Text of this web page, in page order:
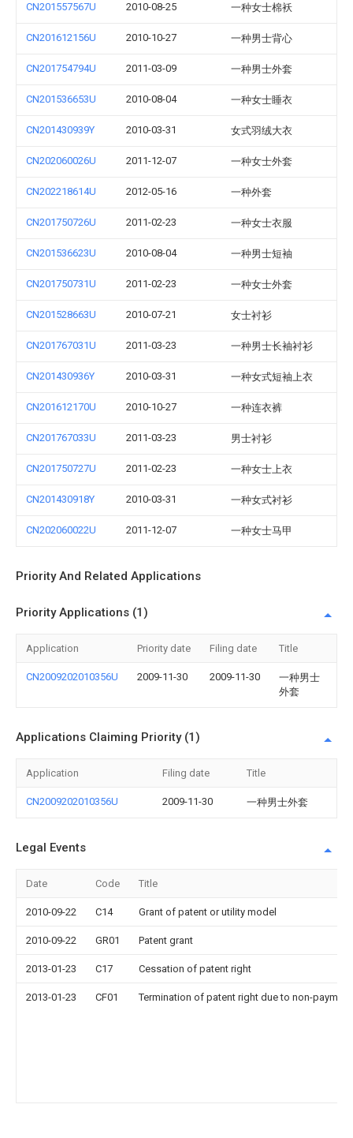
CN201557567U 2010-08-25 一种女士棉袄
CN201612156U 2010-10-27 一种男士背心
CN201754794U 2011-03-09 一种男士外套
CN201536653U 2010-08-04 一种女士睡衣
CN201430939Y 2010-03-31 女式羽绒大衣
CN202060026U 2011-12-07 一种女士外套
CN202218614U 2012-05-16 一种外套
CN201750726U 2011-02-23 一种女士衣服
CN201536623U 2010-08-04 一种男士短袖
CN201750731U 2011-02-23 一种女士外套
CN201528663U 2010-07-21 女士衬衫
CN201767031U 2011-03-23 一种男士长袖衬衫
CN201430936Y 2010-03-31 一种女式短袖上衣
CN201612170U 2010-10-27 一种连衣裤
CN201767033U 2011-03-23 男士衬衫
CN201750727U 2011-02-23 一种女士上衣
CN201430918Y 2010-03-31 一种女式衬衫
CN202060022U 2011-12-07 一种女士马甲
Priority And Related Applications
Priority Applications (1)
Application Priority date Filing date Title
CN2009202010356U 2009-11-30 2009-11-30
一种男士
外套
Applications Claiming Priority (1)
Application Filing date Title
CN2009202010356U 2009-11-30 一种男士外套
Legal Events
Date Code Title
2010-09-22 C14 Grant of patent or utility model
2010-09-22 GR01 Patent grant
2013-01-23 C17 Cessation of patent right
2013-01-23 CF01 Termination of patent right due to non-